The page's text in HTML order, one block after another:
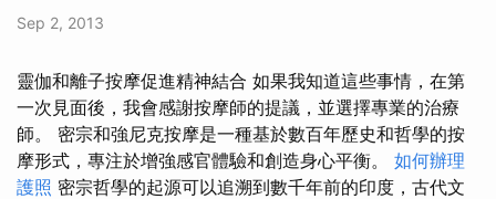
Sep 2, 2013
靈伽和離子按摩促進精神結合 如果我知道這些事情，在第
一次見面後，我會感謝按摩師的提議，並選擇專業的治療
師。 密宗和強尼克按摩是一種基於數百年歷史和哲學的按
摩形式，專注於增強感官體驗和創造身心平衡。 如何辦理
護照 密宗哲學的起源可以追溯到數千年前的印度，古代文